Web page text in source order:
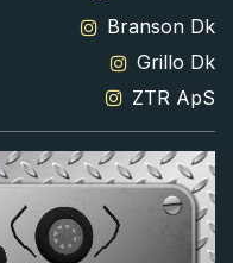
Branson Dk
Grillo Dk
ZTR ApS